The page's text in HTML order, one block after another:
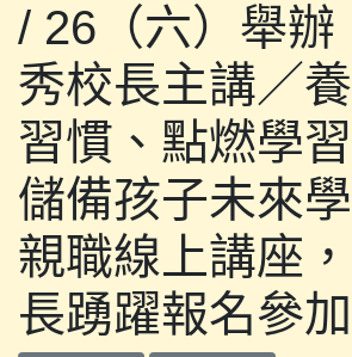
/ 26（六）舉辦
秀校長主講／
習慣、點燃學
儲備孩子未來學
親職線上講座
長踴躍報名參加